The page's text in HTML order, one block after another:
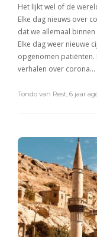
Het lijkt wel of de
Elke dag nieuws over
dat we allemaal
Elke dag weer nieuwe
opgenomen patiënten.
verhalen over corona…
Tondo van Rest, 6 jaar